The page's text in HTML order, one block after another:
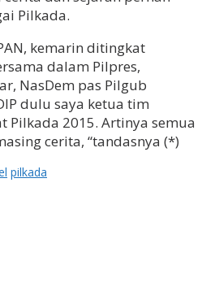
Pilkada.
kemarin ditingkat
dalam Pilpres,
NasDem pas Pilgub
dulu saya ketua tim
Pilkada 2015. Artinya semua
cerita, “tandasnya (*)
pilkada